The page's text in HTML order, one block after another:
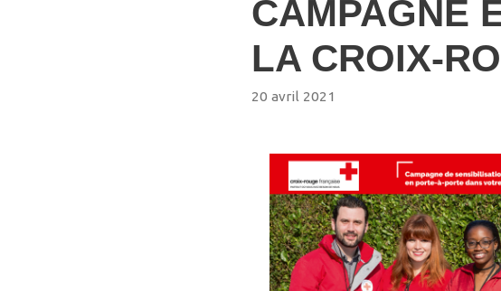
CAMPAGNE
LA CROIX-
20 avril 2021